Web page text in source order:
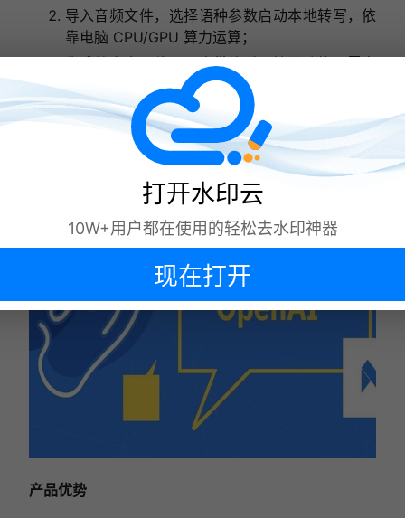
导入音频文件，选择语种参数启动本地转写，依
靠电脑 CPU/GPU 算力运算；
生成纯文本原稿，无自带校对、摘要功能，需自
行二次排版整理。
产品优势
打开水印云
10W+用户都在使用的轻松去水印神器
现在打开
下次再说